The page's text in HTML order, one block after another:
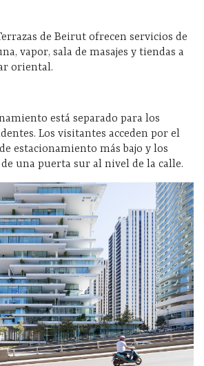
de Beirut ofrecen servicios de
vapor, sala de masajes y tiendas a
oriental.
está separado para los
Los visitantes acceden por el
estacionamiento más bajo y los
una puerta sur al nivel de la calle.